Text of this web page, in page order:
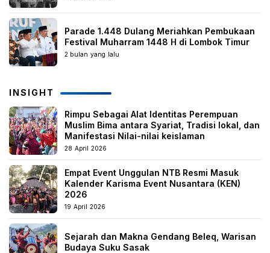
Parade 1.448 Dulang Meriahkan Pembukaan
Festival Muharram 1448 H di Lombok Timur
2 bulan yang lalu
INSIGHT
Rimpu Sebagai Alat Identitas Perempuan
Muslim Bima antara Syariat, Tradisi lokal, dan
Manifestasi Nilai-nilai keislaman
28 April 2026
Empat Event Unggulan NTB Resmi Masuk
Kalender Karisma Event Nusantara (KEN)
2026
19 April 2026
Sejarah dan Makna Gendang Beleq, Warisan
Budaya Suku Sasak